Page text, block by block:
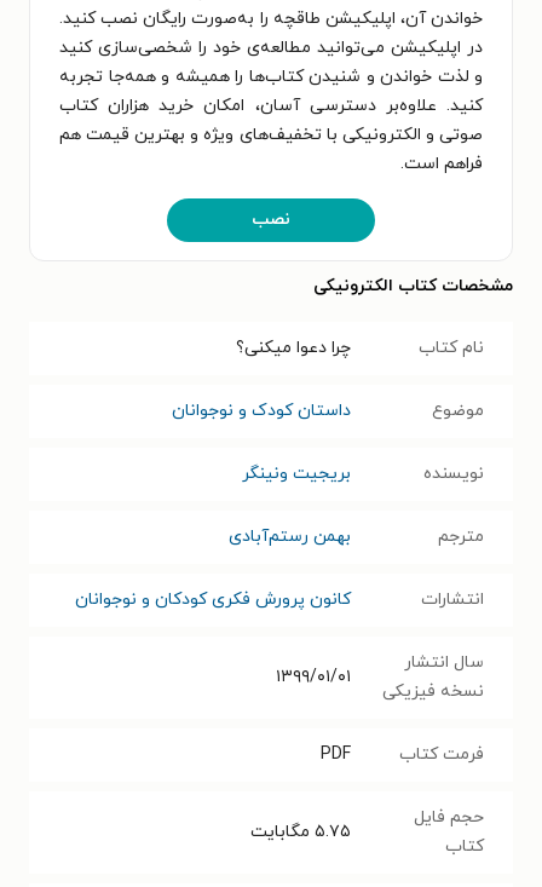
خواندن آن، اپلیکیشن طاقچه را به‌صورت رایگان نصب کنید.
در اپلیکیشن می‌توانید مطالعه‌ی خود را شخصی‌سازی کنید
و لذت خواندن و شنیدن کتاب‌ها را همیشه و همه‌جا تجربه
کنید. علاوه‌بر دسترسی آسان، امکان خرید هزاران کتاب
صوتی و الکترونیکی با تخفیف‌های ویژه و بهترین قیمت هم
فراهم است.
نصب
مشخصات کتاب الکترونیکی
نام کتاب چرا دعوا میکنی؟
موضوع داستان کودک و نوجوانان
نویسنده بریجیت ونینگر
مترجم بهمن رستم‌آبادی
انتشارات کانون پرورش فکری کودکان و نوجوانان
سال انتشار
نسخه فیزیکی
۱۳۹۹/۰۱/۰۱
فرمت کتاب PDF
حجم فایل
کتاب
۵.۷۵ مگابایت